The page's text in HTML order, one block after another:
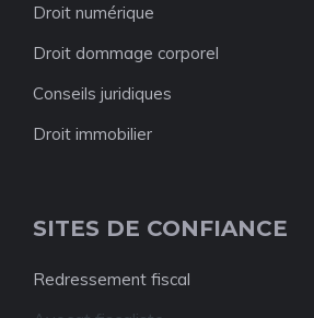
Droit numérique
Droit dommage corporel
Conseils juridiques
Droit immobilier
SITES DE CONFIANCE
Redressement fiscal